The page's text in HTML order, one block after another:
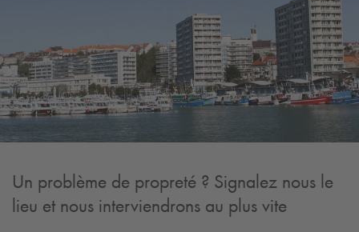
Un problème de propreté ? Signalez nous le
lieu et nous interviendrons au plus vite